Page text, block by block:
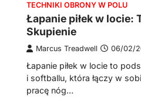
TECHNIKI OBRONY W POLU
Łapanie piłek w locie:
Skupienie
Marcus Treadwell 06/02/
Łapanie piłek w locie to
i softballu, która łączy w
pracę nóg…